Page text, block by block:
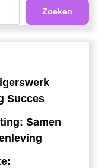
Zoeken
Succes
Samen